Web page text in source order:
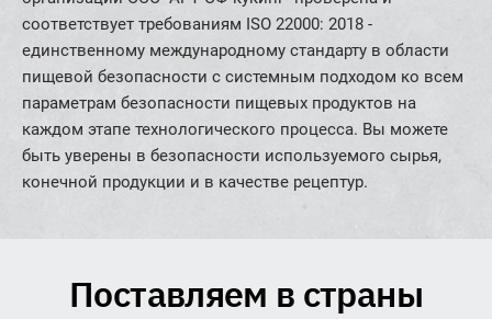
соответствует требованиям ISO 22000: 2018 -
единственному международному стандарту в области
пищевой безопасности с системным подходом ко всем
параметрам безопасности пищевых продуктов на
каждом этапе технологического процесса. Вы можете
быть уверены в безопасности используемого сырья,
конечной продукции и в качестве рецептур.
Поставляем в страны